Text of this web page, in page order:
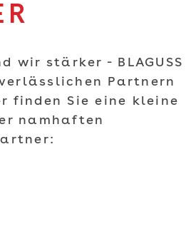
wir stärker - BLAGUSS
Partnern
finden Sie eine kleine
namhaften